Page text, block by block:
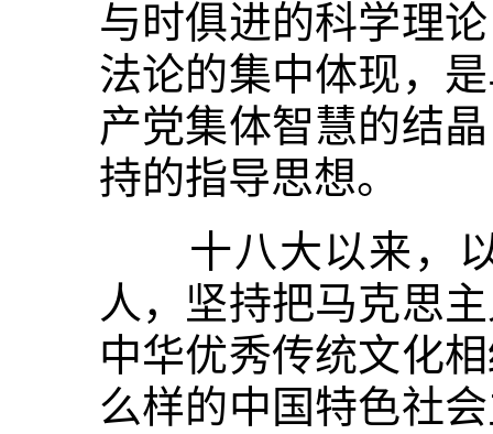
与时俱进的科学理
法论的集中体现，
产党集体智慧的结
持的指导思想。
十八大以来，以
人，坚持把马克思
中华优秀传统文化
么样的中国特色社